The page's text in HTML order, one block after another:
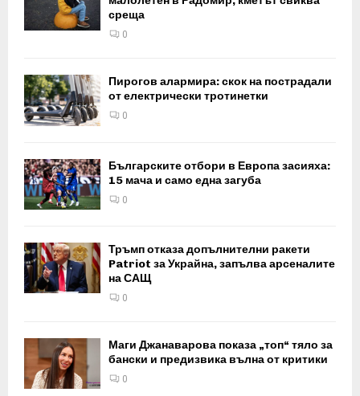
среща
0
Пирогов алармира: скок на пострадали
от електрически тротинетки
0
Българските отбори в Европа засияха:
15 мача и само една загуба
0
Тръмп отказа допълнителни ракети
Patriot за Украйна, запълва арсеналите
на САЩ
0
Маги Джанаварова показа „топ“ тяло за
бански и предизвика вълна от критики
0